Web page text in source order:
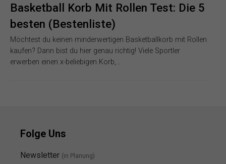
Basketball Korb Mit Rollen Test: Die 5
besten (Bestenliste)
Möchtest du keinen minderwertigen Basketballkorb mit Rollen
kaufen? Dann bist du hier genau richtig! Viele Sportler
erwerben einen x-beliebigen Korb,…
Folge Uns
Newsletter (in Planung)